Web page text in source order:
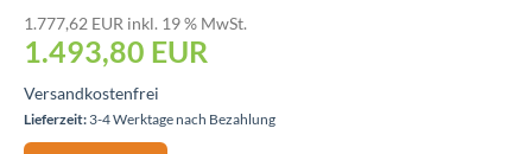
1.777,62 EUR inkl. 19 % MwSt.
1.493,80 EUR
Versandkostenfrei
Lieferzeit: 3-4 Werktage nach Bezahlung